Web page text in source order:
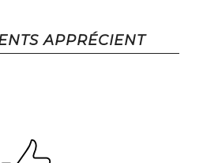
APPRÉCIENT